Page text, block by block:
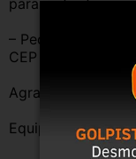
para evitar trocas;
– Peças que não
CEP na área de
Agradecemos a
Equipe